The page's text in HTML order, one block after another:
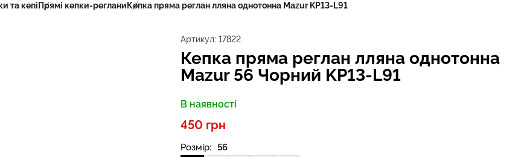
та кепі Прямі кепки-реглани Кепка пряма реглан лляна однотонна Mazur KP13-L91
Артикул: 17822
Кепка пряма реглан лляна однотонна
Mazur 56 Чорний KP13-L91
В наявності
450 грн
Розмір: 56